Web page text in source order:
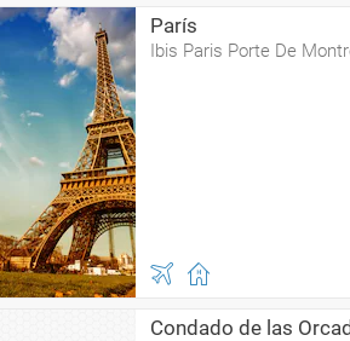
París
Ibis Paris Porte De
Condado de las